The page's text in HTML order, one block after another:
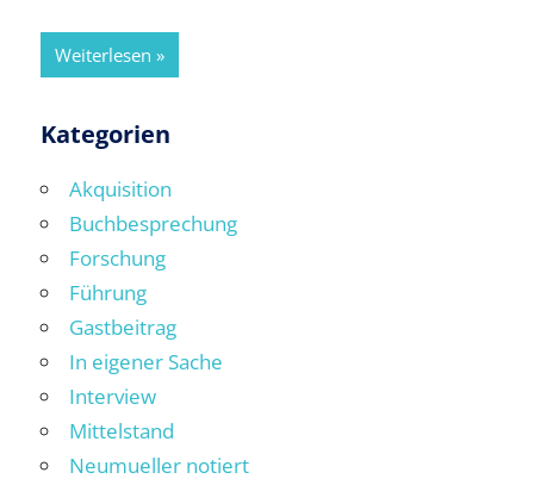
Weiterlesen
Kategorien
Akquisition
Buchbesprechung
Forschung
Führung
Gastbeitrag
In eigener Sache
Interview
Mittelstand
Neumueller notiert